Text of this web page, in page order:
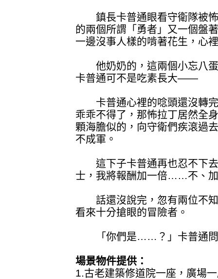
鎮長卡普通眼看守衛隊被怖
的兩個所謂「勇者」又一個盤
一邊沒事人樣的啃著花生，心
他奶奶的，這兩個小忘八蛋
卡普通可不是吃素長大——
卡普通心裡的唸頭還沒轉完
乖乖不得了，那怖拉丁居然全
顆海膽似的，向守衛們疾滾過
不成軍。
這下子卡普通再也忍不下去
士，我將報酬加一倍……不、
話還沒說完，忽有兩位不知
看來十分搶眼的冒險者。
「你們是……？」卡普通
場景物件提供：
1.古老建築修道院一座，廣場